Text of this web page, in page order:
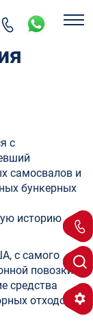
с
самосвалов и
бункерных
историю
с самого
повозки.
средства
отходов.